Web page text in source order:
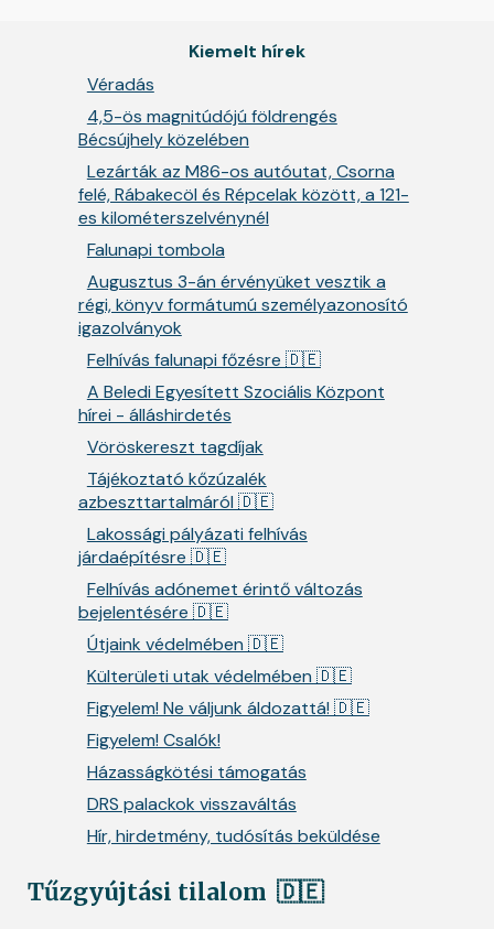
Kiemelt hírek
Véradás
4,5-ös magnitúdójú földrengés
Bécsújhely közelében
Lezárták az M86-os autóutat, Csorna
felé, Rábakecöl és Répcelak között, a 121-
es kilométerszelvénynél
Falunapi tombola
Augusztus 3-án érvényüket vesztik a
régi, könyv formátumú személyazonosító
igazolványok
Felhívás falunapi főzésre 🇩🇪
A Beledi Egyesített Szociális Központ
hírei - álláshirdetés
Vöröskereszt tagdíjak
Tájékoztató kőzúzalék
azbeszttartalmáról 🇩🇪
Lakossági pályázati felhívás
járdaépítésre 🇩🇪
Felhívás adónemet érintő változás
bejelentésére 🇩🇪
Útjaink védelmében 🇩🇪
Külterületi utak védelmében 🇩🇪
Figyelem! Ne váljunk áldozattá! 🇩🇪
Figyelem! Csalók!
Házasságkötési támogatás
DRS palackok visszaváltás
Hír, hirdetmény, tudósítás beküldése
Tűzgyújtási tilalom 🇩🇪